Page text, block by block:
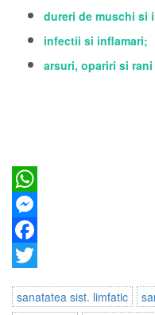
dureri de muschi si
infectii si inflamari;
arsuri, opariri si
WhatsApp
Messenger
Facebook
sanatatea sist. limfatic